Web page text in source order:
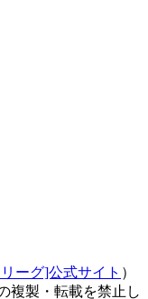
ーグ]公式サイト ）
複製・転載を禁止し